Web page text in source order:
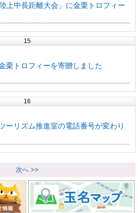
上中長距離大会」に金栗トロフィー
15
栗トロフィーを寄贈しました
16
ーリズム推進室の電話番号が変わり
次へ >>